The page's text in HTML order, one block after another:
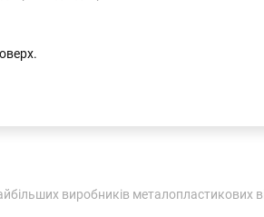
виробників металопластикових